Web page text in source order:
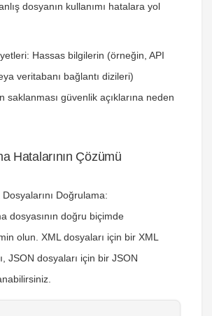
dosyanın kullanımı hatalara yol
Hassas bilgilerin (örneğin, API
veritabanı bağlantı dizileri)
saklanması güvenlik açıklarına neden
Hatalarının Çözümü
Dosyalarını Doğrulama:
dosyasının doğru biçimde
olun. XML dosyaları için bir XML
JSON dosyaları için bir JSON